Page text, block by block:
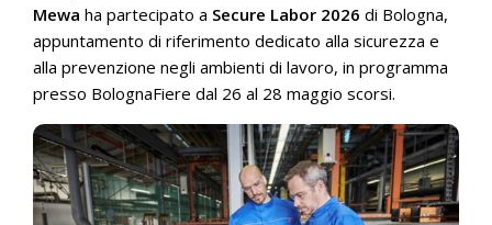
Mewa ha partecipato a Secure Labor 2026 di Bologna,
appuntamento di riferimento dedicato alla sicurezza e
alla prevenzione negli ambienti di lavoro, in programma
presso BolognaFiere dal 26 al 28 maggio scorsi.